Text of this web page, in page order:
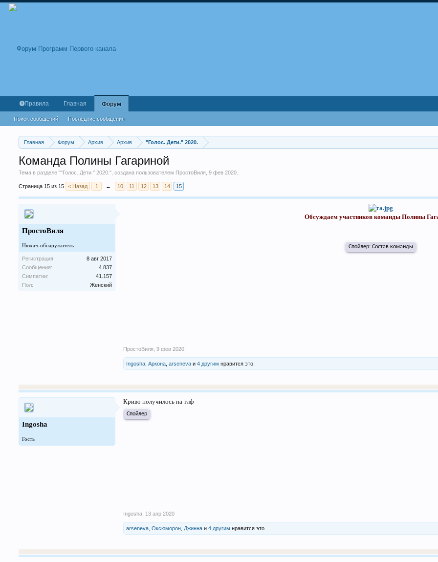
Главная Форум Архив Архив "Голос. Дети." 2020.
Команда Полины Гагариной
Тема в разделе ""Голос. Дети." 2020.", создана пользователем ПростоВиля ,9 фев 2020
Страница 15 из 15 < Назад 1 ← 10 11 12 13 14 15
ПростоВиля
Нюхач-обнаружитель
Регистрация:
8 авг 2017
Сообщения:
4.837
Симпатии:
41.157
Пол:
Женский
Обсуждаем участников команды Полины
Спойлер: Состав команды
ПростоВиля 9 фев 2020
Ingosha ,Аркона ,arseneva и4 другим нравится это.
Ingosha
Гость
Криво получилось на тлф
Спойлер
Ingosha 13 апр 2020
arseneva ,Оксюморон Джинна и4 другим нравится это.
Правила Главная Форум
Поиск сообщений Последние сообщения